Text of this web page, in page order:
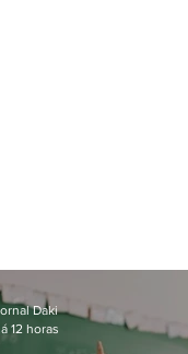
Daki
12 horas